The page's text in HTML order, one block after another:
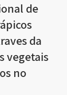
de
da
vegetais
no